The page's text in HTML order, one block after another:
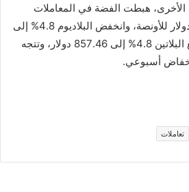
الأخرى، هبطت الفضة في المعاملات
الفورية 4.1% إلى 18.84 دولار للأونصة، وانخفض البلاديوم 4.8% إلى
2065.29 دولار، كما تراجع البلاتين 4.8% إلى 857.46 دولار، وتتجه
أسبوعي.
تعاملات